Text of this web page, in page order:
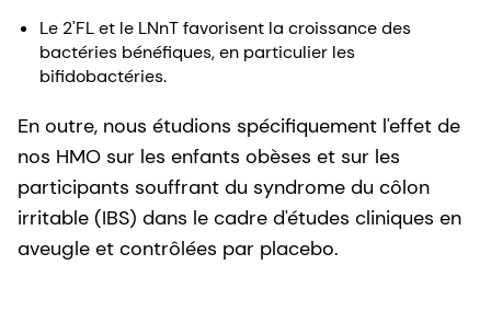
Le 2'FL et le LNnT favorisent la croissance des
bactéries bénéfiques, en particulier les
bifidobactéries.
En outre, nous étudions spécifiquement l'effet de
nos HMO sur les enfants obèses et sur les
participants souffrant du syndrome du côlon
irritable (IBS) dans le cadre d'études cliniques en
aveugle et contrôlées par placebo.